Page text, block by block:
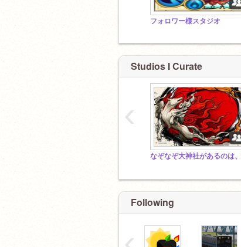
フォロワー様スタジオ
Studios I Curate
‹
Following